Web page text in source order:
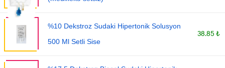
%10 Dekstroz Sudaki Hipertonik Solusyon
500 Ml Setli Sise
38.85 ₺